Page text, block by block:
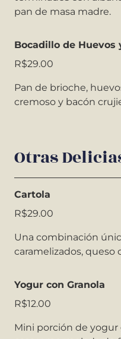
pan de masa madre.
Bocadillo de Huevos
R$29.00
Pan de brioche,
cremoso y bacón
Otras
Cartola
R$29.00
Una combinación
caramelizados, queso
Yogur con Granola
R$12.00
Mini porción de yogur